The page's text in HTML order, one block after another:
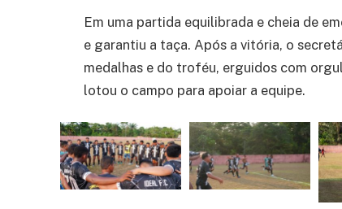
Em uma partida equilibrada e cheia de
e garantiu a taça. Após a vitória, o
medalhas e do troféu, erguidos com
lotou o campo para apoiar a equipe.